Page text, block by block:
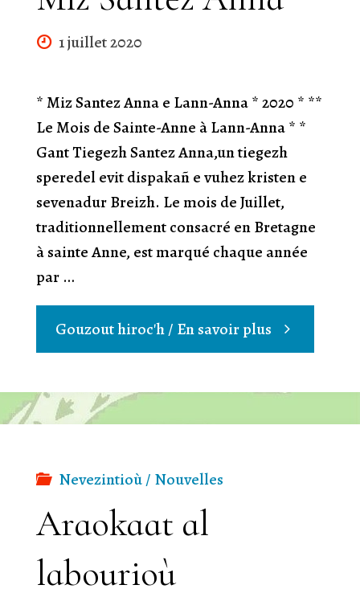
1 juillet 2020
* Miz Santez Anna e Lann-Anna * 2020 * **
Le Mois de Sainte-Anne à Lann-Anna * *
Gant Tiegezh Santez Anna,un tiegezh
speredel evit dispakañ e vuhez kristen e
sevenadur Breizh. Le mois de Juillet,
traditionnellement consacré en Bretagne
à sainte Anne, est marqué chaque année
par …
Gouzout hiroc'h / En savoir plus"Miz
Anna"
Nevezintioù / Nouvelles
Araokaat al
labourioù